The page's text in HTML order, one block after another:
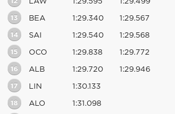
13 BEA 1:29.340 1:29.567
14 SAI 1:29.540 1:29.568
15 OCO 1:29.838 1:29.772
16 ALB 1:29.720 1:29.946
17 LIN 1:30.133
18 ALO 1:31.098